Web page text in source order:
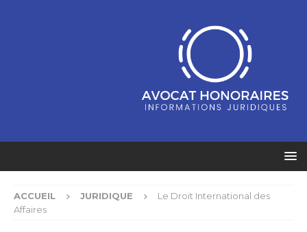
ACCUEIL JURIDIQUE
Le Droit International des
Affaires